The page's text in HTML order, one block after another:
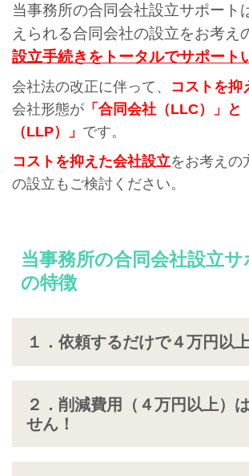
当事務所の合同会社設立サポート
えられる合同会社の設立をお考え
設立手続きをトータルでサポート
会社法の改正に伴って、
コストを抑
会社形態が「合同会社（LLC）」と
（LLP）」 です。
コストを抑えた会社設立をお考えの
の設立もご検討ください。
当事務所の合同会社設立
の特徴
１．依頼するだけで４万円以
２．削減費用（４万円以上）
せん！